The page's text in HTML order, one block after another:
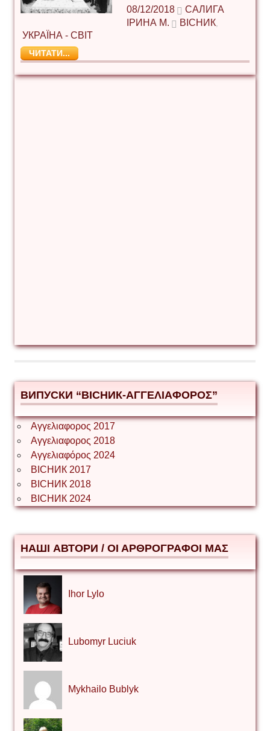
08/12/2018
САЛИГА
ІРИНА М.
ВІСНИК,
УКРАЇНА - СВІТ
ЧИТАТИ...
ВИПУСКИ “ВІСНИК-ΑΓΓΕΛΙΑΦΟΡΟΣ”
Αγγελιαφορος 2017
Αγγελιαφορος 2018
Αγγελιαφόρος 2024
ВІСНИК 2017
ВІСНИК 2018
ВІСНИК 2024
НАШІ АВТОРИ / ΟΙ ΑΡΘΡΟΓΡΑΦΟΙ ΜΑΣ
Ihor Lylo
Lubomyr Luciuk
Mykhailo Bublyk